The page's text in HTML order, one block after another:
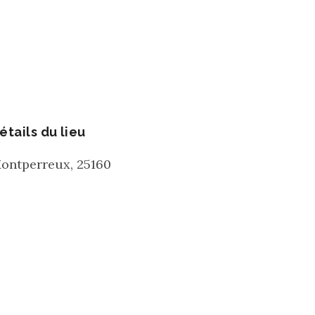
du lieu
, 25160